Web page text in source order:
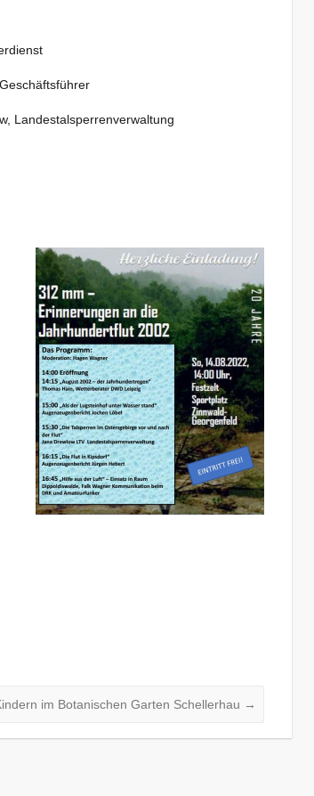
Landestalsperrenverwaltung
im Botanischen Garten Schellerhau →